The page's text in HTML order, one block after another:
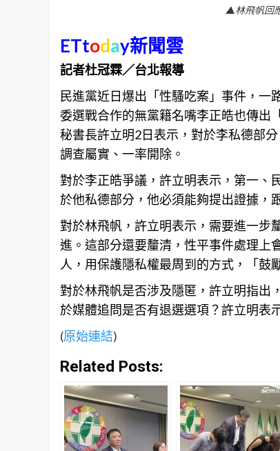
▲林飛帆回
ETtoday新聞雲
記者杜冠霖／台北報導
民進黨近日爆出「性騷吃案」事件，一
委選戰合作的無黨籍名嘴李正皓也傳出
秘書長許立明2日表示，對於李私德部
調查屬實、一率開除。
對於李正皓爭議，許立明表示，第一、
於他私德部分，他必須能夠提出證據，
對於林飛帆，許立明表示，需要進一步
進。這部分還要釐清，性平事件處理上
人，用保護隱私權最周到的方式，「鼓
對於林飛帆是否涉及隱匿，許立明指出
於媒體追問是否有退選選項？許立明表
(原始連結)
Related Posts: